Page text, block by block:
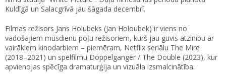
Kuldīgā un Salacgrīvā jau šāgada decembrī.
Filmas režisors Jans Holubeks (Jan Holoubek) ir viens no
vadošajiem mūsdienu poļu režisoriem, kurš jau guvis atzinību ar
vairākiem kinodarbiem – piemēram, Netflix seriālu The Mire
(2018–2021) un spēlfilmu Doppelganger / The Double (2023), kur
apvienojas spēcīga dramaturģija un vizuāla izsmalcinātība.